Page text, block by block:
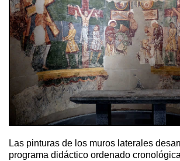
Las pinturas de los muros laterales
programa didáctico ordenado